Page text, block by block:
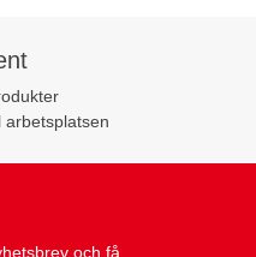
arbetsplatsen
och få